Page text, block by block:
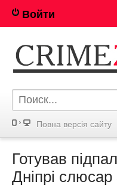
Войти
Повна версія сайту
Готував
Дніпрі